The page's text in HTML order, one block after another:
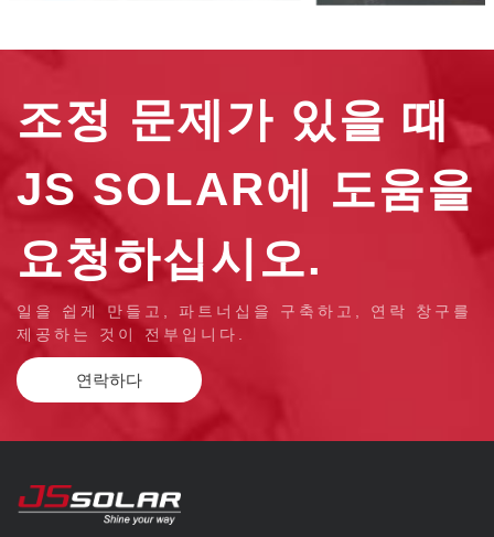
조정 문제가 있을 때
JS SOLAR에 도움을
요청하십시오.
일을 쉽게 만들고, 파트너십을 구축하고, 연락 창구를
제공하는 것이 전부입니다.
연락하다